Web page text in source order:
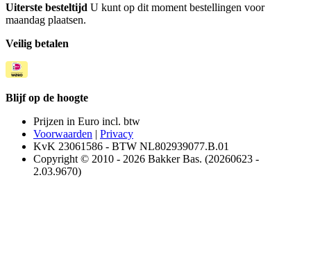
Uiterste besteltijd U kunt op dit moment bestellingen voor
maandag plaatsen.
Veilig betalen
Blijf op de hoogte
Prijzen in Euro incl. btw
Voorwaarden | Privacy
KvK 23061586 - BTW NL802939077.B.01
Copyright © 2010 - 2026 Bakker Bas. (20260623 -
2.03.9670)